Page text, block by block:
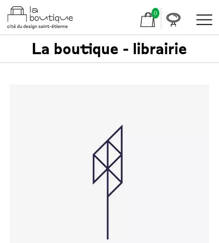
0
La boutique - librairie